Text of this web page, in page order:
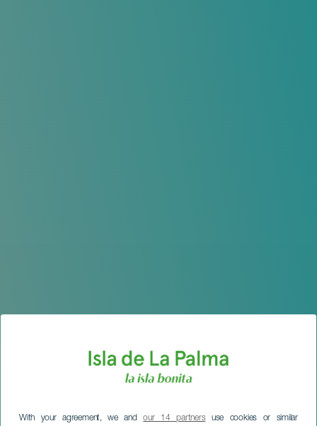
With your agreement, we andour 14 partnersuse cookies or similar